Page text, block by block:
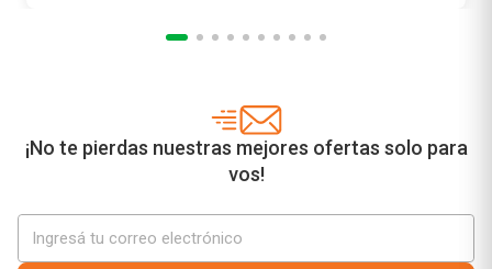
¡No te pierdas nuestras mejores ofertas solo para
vos!